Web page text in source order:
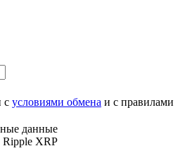
с условиями обмена и с правилами
данные
XRP